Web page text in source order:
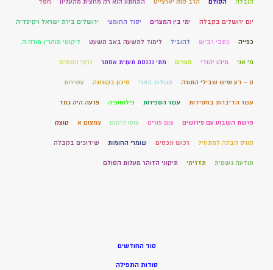
יום ירושלים בקבלה ימי בין המצרים יסוד החומצי ירושלים בירת ישראל ויקיפדיה
כפייה כתבי רב"ש להוביל לימוד לתשעה באב תשעט ליקוטי מוהר"ן תורה ה
מי אני מיהו יהודי מצרים מתי נכנסת תענית אסתר נזקי הסמים
ס – דע שיש שבילי התורה סגולות הארי סיכון בקורונה עשירות
עשר הדיברות בחסידות עשר הספירות פילוסופיה פרעה היה גמד
פרשת השבוע עם פירושים צום פורים צופן היקום צמצום א קוצק
קורס קבלה למתחיל רכוש ונכסים שומרי החומות שידוכים בקבלה
תודעה גשמית תזזיתי תיקוני הזוהר מעלות הסולם
סוד החודשים
סודות התפילה